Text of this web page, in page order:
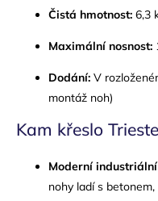
Čistá hmotnost: 6,3
Maximální nosnost:
Dodání: V
montáž noh)
Kam křeslo
Moderní
nohy ladí s